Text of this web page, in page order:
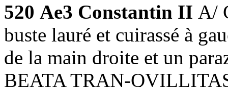
520 Ae3 Constantin II A/
buste lauré et cuirassé à
de la main droite et un
BEATA TRAN-